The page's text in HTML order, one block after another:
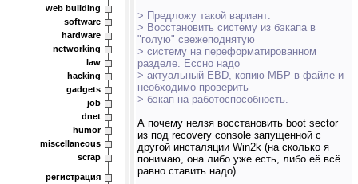
web building
software
hardware
networking
law
hacking
gadgets
job
dnet
humor
miscellaneous
scrap
регистрация
> Предложу такой вариант:
> Восстановить систему из бэкапа в
"голую" свежеподнятую
> систему на переформатированном
разделе. Ессно надо
> актуальный EBD, копию МБР в файле и
необходимо проверить
> бэкап на работоспособность.
А почему нелзя восстановить boot sector
из под recovery console запущенной с
другой инсталяции Win2k (на сколько я
понимаю, она либо уже есть, либо её всё
равно ставить надо)